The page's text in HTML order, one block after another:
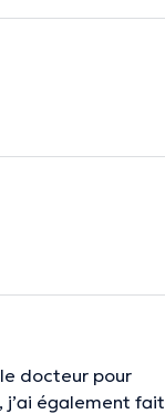
docteur pour
j’ai également fait